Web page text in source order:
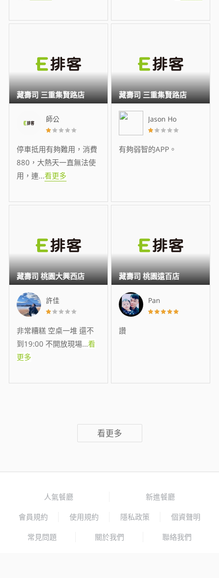
師公
停車抵用有夠難用，消費
880，大熱天一直無法使
用，連...看更多
藏壽司 三重集賢路店
Jason Ho
有夠弱智的APP。
藏壽司 三重集賢路店
許佳
非常糟糕 空桌一堆 還不
到19:00 不開放現場...看
更多
藏壽司 桃園大興西店
Pan
讚
藏壽司 桃園遠百店
看更多
人氣餐廳 新進餐廳
會員規約 使用規約 隱私政策 個資聲明
常見問題 關於我們 聯絡我們